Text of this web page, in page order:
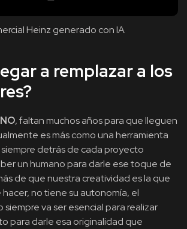
Heinz generado con IA
a remplazar a los
NO, faltan muchos años para que lleguen
es más como una herramienta
detrás de cada proyecto
un humano para darle ese toque de
de que nuestra creatividad es la que
hacer, no tiene su autonomía, el
va ser esencial para realizar
para darle esa originalidad que